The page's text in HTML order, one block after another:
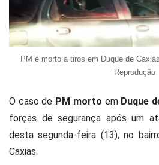
PM é morto a tiros em Duque de
Reprodução
O caso de PM morto emDuque
forças de segurança após um
desta segunda-feira (13), no
Caxias.